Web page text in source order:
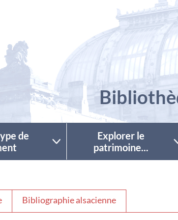
de
Explorer le
patrimoine...
Bibliographie alsacienne